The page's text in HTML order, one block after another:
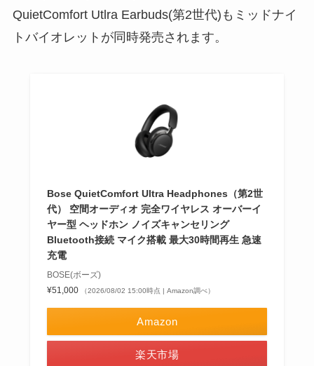
QuietComfort Utlra Earbuds(第2世代)もミッドナイ
トバイオレットが同時発売されます。
Bose QuietComfort Ultra Headphones（第2世
代） 空間オーディオ 完全ワイヤレス オーバーイ
ヤー型 ヘッドホン ノイズキャンセリング
Bluetooth接続 マイク搭載 最大30時間再生 急速
充電
BOSE(ボーズ)
¥51,000
（2026/08/02 15:00時点 | Amazon調べ）
Amazon
楽天市場